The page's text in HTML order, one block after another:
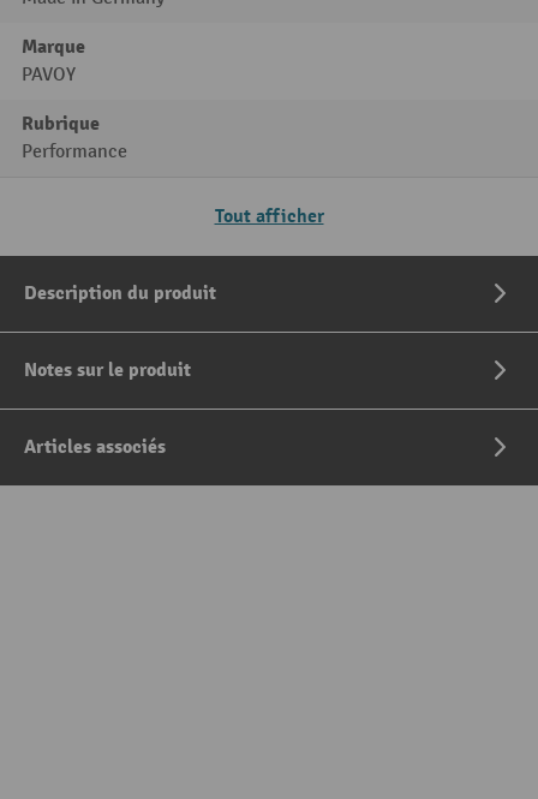
Marque
PAVOY
Rubrique
Performance
Tout afficher
Description du produit
Notes sur le produit
Articles associés